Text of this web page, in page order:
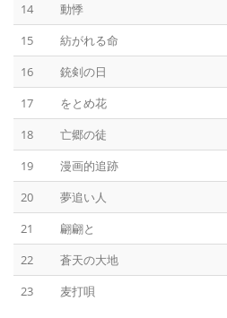
14
動悸
15
紡がれる命
16
銃剣の日
17
をとめ花
18
亡郷の徒
19
漫画的追跡
20
夢追い人
21
翩翩と
22
蒼天の大地
23
麦打唄